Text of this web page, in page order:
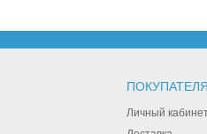
Личный